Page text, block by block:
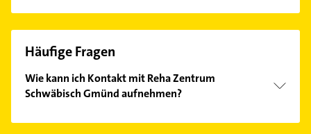
Häufige Fragen
Wie kann ich Kontakt mit Reha Zentrum
Schwäbisch Gmünd aufnehmen?